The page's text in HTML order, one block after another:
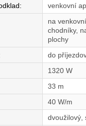
:
venkovní
na
chodníky,
plochy
do
1320 W
33 m
40 W/m
dvoužilový,